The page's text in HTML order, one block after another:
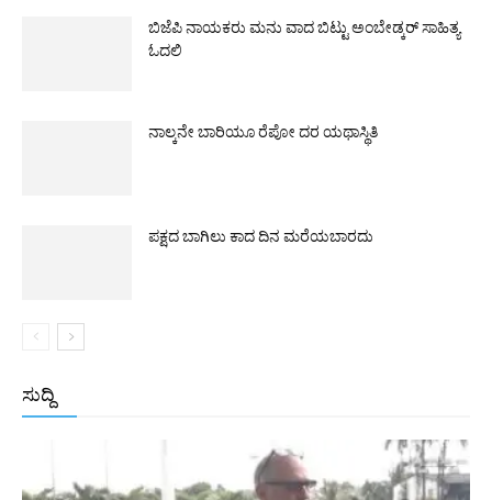
ಬಿಜೆಪಿ ನಾಯಕರು ಮನು ವಾದ ಬಿಟ್ಟು ಅಂಬೇಡ್ಕರ್ ಸಾಹಿತ್ಯ
ಓದಲಿ
ನಾಲ್ಕನೇ ಬಾರಿಯೂ ರೆಪೋ ದರ ಯಥಾಸ್ಥಿತಿ
ಪಕ್ಷದ ಬಾಗಿಲು ಕಾದ ದಿನ ಮರೆಯಬಾರದು
ಸುದ್ದಿ